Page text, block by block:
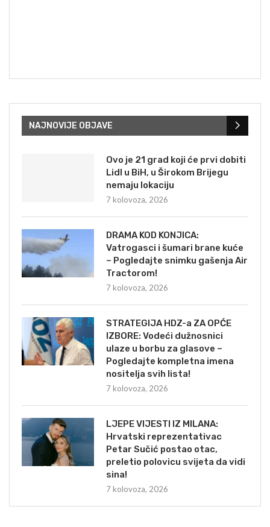
NAJNOVIJE OBJAVE
Ovo je 21 grad koji će prvi dobiti
Lidl u BiH, u Širokom Brijegu
nemaju lokaciju
7 kolovoza, 2026
DRAMA KOD KONJICA:
Vatrogasci i šumari brane kuće
– Pogledajte snimku gašenja Air
Tractorom!
7 kolovoza, 2026
STRATEGIJA HDZ-a ZA OPĆE
IZBORE: Vodeći dužnosnici
ulaze u borbu za glasove –
Pogledajte kompletna imena
nositelja svih lista!
7 kolovoza, 2026
LJEPE VIJESTI IZ MILANA:
Hrvatski reprezentativac
Petar Sučić postao otac,
preletio polovicu svijeta da vidi
sina!
7 kolovoza, 2026